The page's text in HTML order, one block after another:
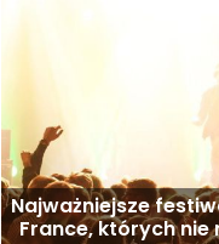
Najważniejsze
France, których nie